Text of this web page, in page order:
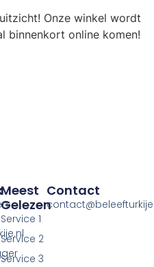
Onze winkel wordt
binnenkort online komen!
Meest
Gelezen
Service 1
Service 2
Service 3
Contact